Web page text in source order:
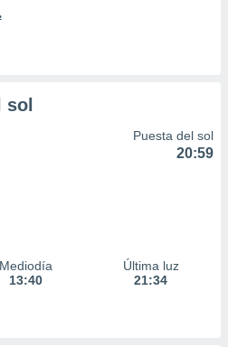
sol
Puesta del sol
20:59
Mediodía
13:40
Última luz
21:34